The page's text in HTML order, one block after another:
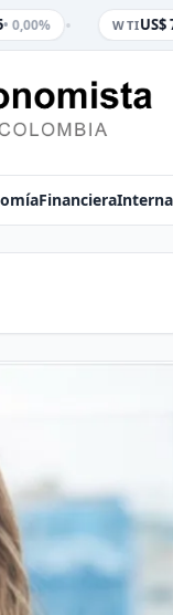
0,00% WTIUS$
Financiera